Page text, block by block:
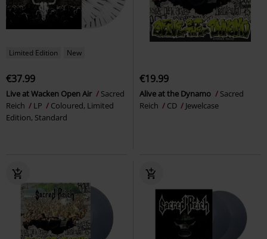
Limited Edition New
€37.99
Live at Wacken Open Air
Sacred
Reich
LP
Coloured, Limited
Edition, Standard
€19.99
Alive at the Dynamo
Sacred
Reich
CD Jewelcase